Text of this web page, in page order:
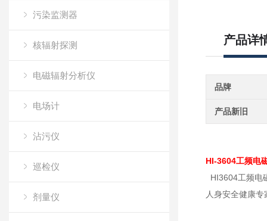
污染监测器
核辐射探测
电磁辐射分析仪
电场计
沾污仪
巡检仪
剂量仪
产品详
品牌
产品新旧
HI-3604工频电
HI3604工频电
人身安全健康